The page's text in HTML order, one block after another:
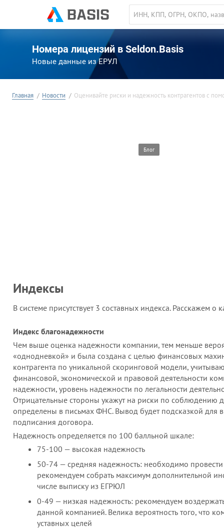
Номера лицензий в Seldon.Basis
Новые данные из ЕРУЛ
Главная Новости Оценивайте риски и надежность контрагентов с
Блог
Индексы
В системе присутствует 3 составных индекса. Расскажем
Индекс благонадежности
Чем выше оценка надежности компании, тем меньше
«однодневкой» и была создана с целью финансовых
контрагента по уникальной скоринговой модели,
финансовой, экономической и правовой деятельности
надежности, уровень надежности по легальности
Отрицательные стороны укажут на риски по соблюдению
определены в письмах ФНС. Вывод будет подсказкой для
подписания договора.
Надежность определяется по 100 балльной шкале:
75-100 — высокая надежность
50-74 — средняя надежность: необходимо
рекомендуем собрать максимум дополнительной
числе выписку из ЕГРЮЛ
0-49 — низкая надежность: рекомендуем
данной компанией. Велика вероятность того, что
уставных целей